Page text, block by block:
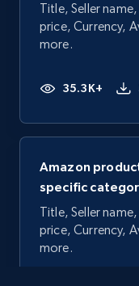
Title, Seller
price, Currency,
more.
35.3K+
Amazon
specific
Title, Seller
price, Currency,
more.